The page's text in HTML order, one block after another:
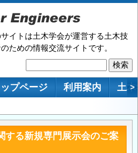
サイトは土木学会が運営する土木技
ための情報交流サイトです。
索
ップページ 利用案内 土 >
する新規専門展示会のご案